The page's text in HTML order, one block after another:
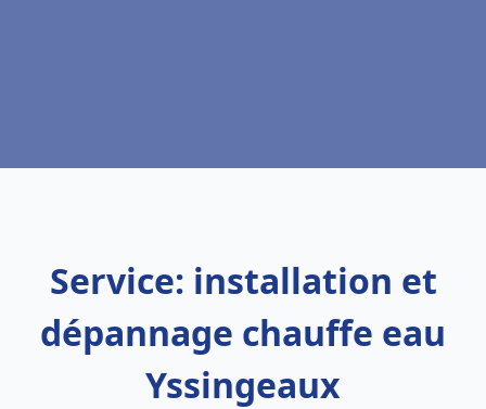
Service: installation et
dépannage chauffe eau
Yssingeaux